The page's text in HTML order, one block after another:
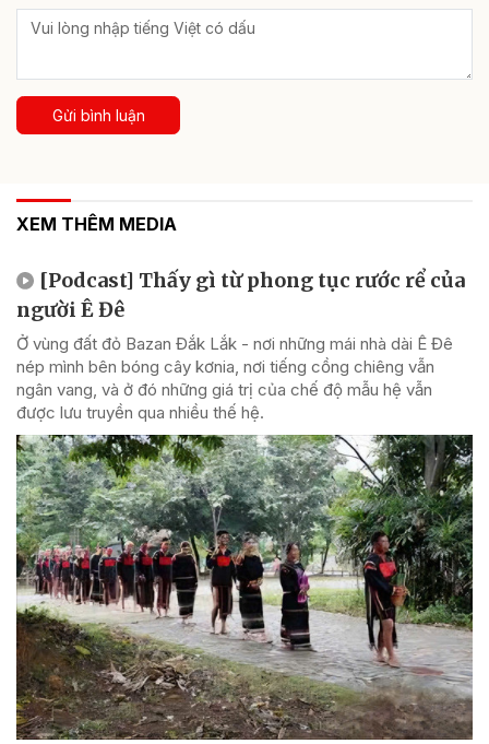
Gửi bình luận
XEM THÊM MEDIA
[Podcast] Thấy gì từ phong tục rước rể của
người Ê Đê
Ở vùng đất đỏ Bazan Đắk Lắk - nơi những mái nhà dài Ê Đê
nép mình bên bóng cây kơnia, nơi tiếng cồng chiêng vẫn
ngân vang, và ở đó những giá trị của chế độ mẫu hệ vẫn
được lưu truyền qua nhiều thế hệ.